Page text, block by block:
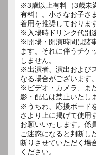
※3歳以上有料（3歳未
有料）。小さなお子さ
着用を推奨しておりま
※入場時ドリンク代別
※開場・開演時間は諸
ます。それに伴うチケ
しません。
※出演者、演出および
なる場合がございます
※ビデオ・カメラ、ま
影・配信は禁止いたし
※うちわ、応援ボード
さより上に掲げて使用
お願いいたします。係
ご迷惑になると判断し
断りさせていただく場
ください。